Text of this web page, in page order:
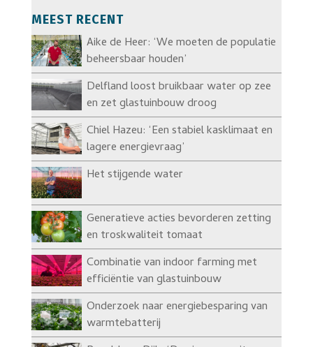
MEEST RECENT
Aike de Heer: ‘We moeten de populatie
beheersbaar houden’
Delfland loost bruikbaar water op zee
en zet glastuinbouw droog
Chiel Hazeu: ‘Een stabiel kasklimaat en
lagere energievraag’
Het stijgende water
Generatieve acties bevorderen zetting
en troskwaliteit tomaat
Combinatie van indoor farming met
efficiëntie van glastuinbouw
Onderzoek naar energiebesparing van
warmtebatterij